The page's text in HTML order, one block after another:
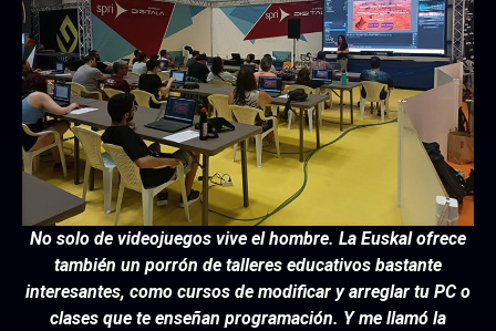
No solo de videojuegos vive el hombre. La Euskal ofrece
también un porrón de talleres educativos bastante
interesantes, como cursos de modificar y arreglar tu PC o
clases que te enseñan programación. Y me llamó la